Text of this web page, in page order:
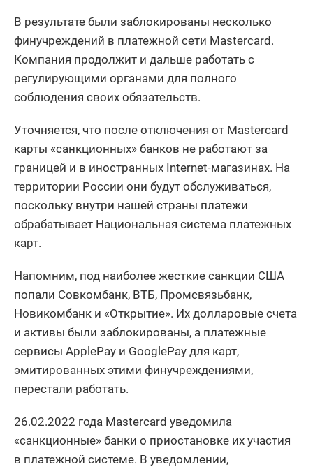
В результате были заблокированы несколько
финучреждений в платежной сети Mastercard.
Компания продолжит и дальше работать с
регулирующими органами для полного
соблюдения своих обязательств.
Уточняется, что после отключения от Mastercard
карты «санкционных» банков не работают за
границей и в иностранных Internet-магазинах. На
территории России они будут обслуживаться,
поскольку внутри нашей страны платежи
обрабатывает Национальная система платежных
карт.
Напомним, под наиболее жесткие санкции США
попали Совкомбанк, ВТБ, Промсвязьбанк,
Новикомбанк и «Открытие». Их долларовые счета
и активы были заблокированы, а платежные
сервисы ApplePay и GooglePay для карт,
эмитированных этими финучреждениями,
перестали работать.
26.02.2022 года Mastercard уведомила
«санкционные» банки о приостановке их участия
в платежной системе. В уведомлении,